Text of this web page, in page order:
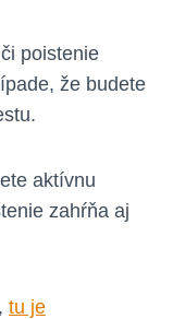
poistenie
že budete
aktívnu
zahŕňa aj
tu je